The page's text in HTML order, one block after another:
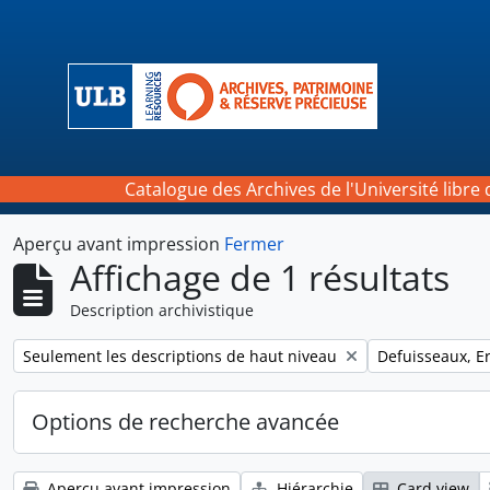
Catalogue des Archives de l'Université libre
Aperçu avant impression Fermer
Affichage de 1 résultats
Description archivistique
Remove filter:
Seulement les descriptions de haut niveau Remove filter:
Defuisseaux,
Options de recherche avancée